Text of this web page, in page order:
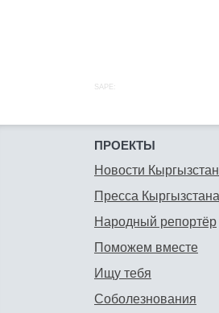
SAPE:
ПРОЕКТЫ
Новости
Пресса Кыргызстана
Народный репортёр
Поможем вместе
Ищу тебя
Соболезнования